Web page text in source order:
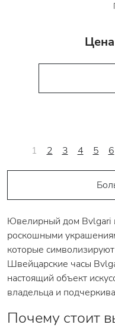
1 2 3 4 5 6
Ювелирный дом Bvlgari
роскошными
которые
Швейцарские часы
настоящий объект
владельца и
Почему стоит